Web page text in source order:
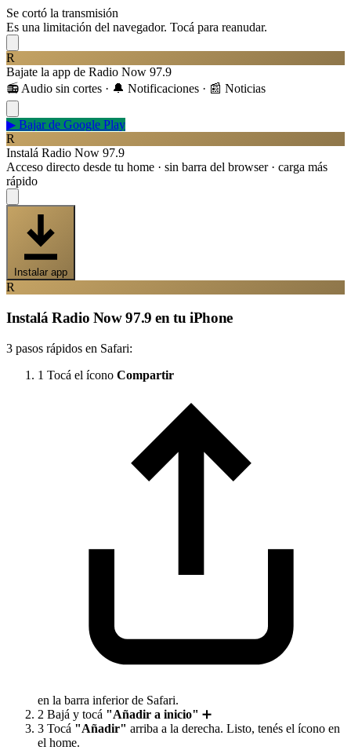
Se cortó la transmisión
Es una limitación del navegador. Tocá para reanudar.
R
Bajate la app de Radio Now 97.9
📻 Audio sin cortes · 🔔 Notificaciones · 📰 Noticias
▶ Bajar de Google Play
R
Instalá Radio Now 97.9
Acceso directo desde tu home · sin barra del browser · carga más
rápido
Instalar app
R
Instalá Radio Now 97.9 en tu iPhone
3 pasos rápidos en Safari:
1 Tocá el ícono Compartir
en la barra inferior de Safari.
2 Bajá y tocá "Añadir a inicio" ➕
3 Tocá "Añadir" arriba a la derecha. Listo, tenés el ícono en
el home.